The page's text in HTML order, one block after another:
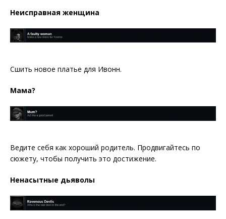
Неисправная женщина
Сшить новое платье для Ивонн.
Мама?
Ведите себя как хороший родитель. Продвигайтесь по
сюжету, чтобы получить это достижение.
Ненасытные дьяволы